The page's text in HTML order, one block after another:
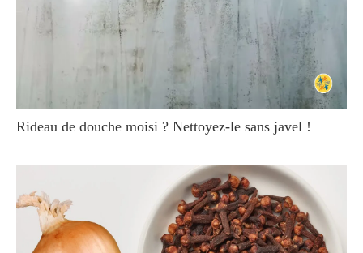
Rideau de douche moisi ? Nettoyez-le sans javel !